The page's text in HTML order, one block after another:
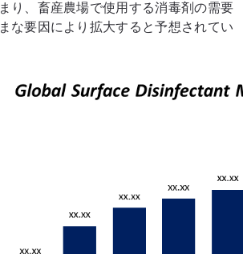
り、畜産農場で使用する消毒剤の需要
な要因により拡大すると予想されてい